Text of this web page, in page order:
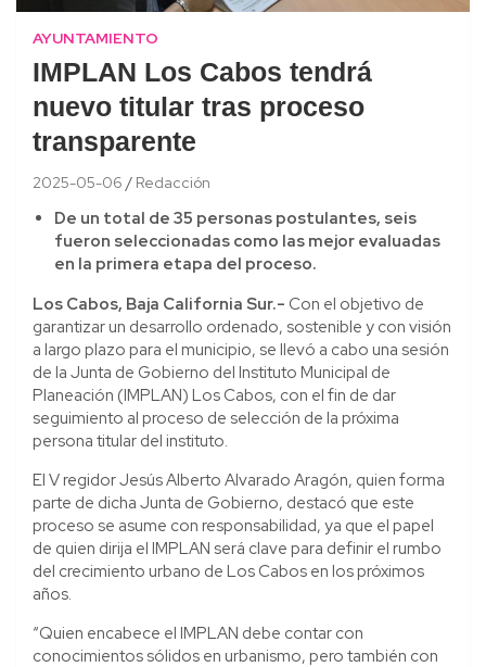
AYUNTAMIENTO
IMPLAN Los Cabos tendrá
nuevo titular tras proceso
transparente
2025-05-06 Redacción
De un total de 35 personas postulantes, seis
fueron seleccionadas como las mejor evaluadas
en la primera etapa del proceso.
Los Cabos, Baja California Sur.- Con el objetivo de
garantizar un desarrollo ordenado, sostenible y con visión
a largo plazo para el municipio, se llevó a cabo una sesión
de la Junta de Gobierno del Instituto Municipal de
Planeación (IMPLAN) Los Cabos, con el fin de dar
seguimiento al proceso de selección de la próxima
persona titular del instituto.
El V regidor Jesús Alberto Alvarado Aragón, quien forma
parte de dicha Junta de Gobierno, destacó que este
proceso se asume con responsabilidad, ya que el papel
de quien dirija el IMPLAN será clave para definir el rumbo
del crecimiento urbano de Los Cabos en los próximos
años.
“Quien encabece el IMPLAN debe contar con
conocimientos sólidos en urbanismo, pero también con